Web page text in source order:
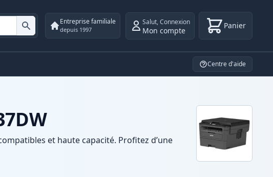
Entreprise familiale
depuis 1997
Salut,Connexion
Mon compte Panier
Centre d'aide
et haute capacité. Profitez d’une